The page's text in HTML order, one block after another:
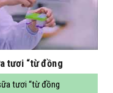
tươi “từ đồng
tươi “từ đồng